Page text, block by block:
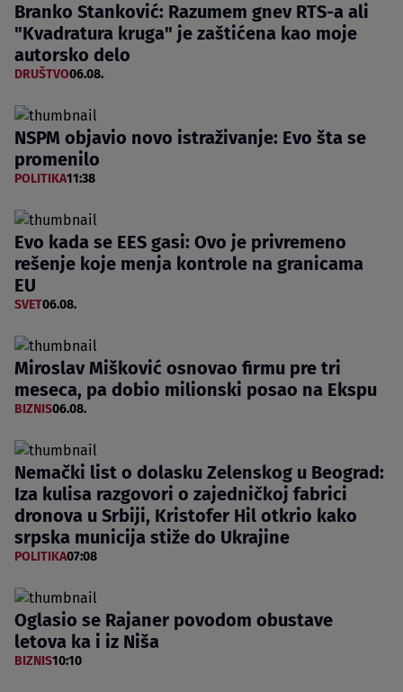
Branko Stanković: Razumem gnev RTS-a ali
"Kvadratura kruga" je zaštićena kao moje
autorsko delo
DRUŠTVO06.08.
NSPM objavio novo istraživanje: Evo šta se
promenilo
POLITIKA11:38
Evo kada se EES gasi: Ovo je privremeno
rešenje koje menja kontrole na granicama
EU
SVET06.08.
Miroslav Mišković osnovao firmu pre tri
meseca, pa dobio milionski posao na Ekspu
BIZNIS06.08.
Nemački list o dolasku Zelenskog u Beograd:
Iza kulisa razgovori o zajedničkoj fabrici
dronova u Srbiji, Kristofer Hil otkrio kako
srpska municija stiže do Ukrajine
POLITIKA07:08
Oglasio se Rajaner povodom obustave
letova ka i iz Niša
BIZNIS10:10